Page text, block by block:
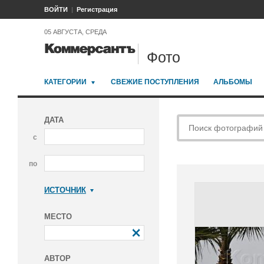
ВОЙТИ Регистрация
05 АВГУСТА, СРЕДА
Фото
КАТЕГОРИИ СВЕЖИЕ ПОСТУПЛЕНИЯ АЛЬБОМЫ
ДАТА
с
по
ИСТОЧНИК
МЕСТО
АВТОР